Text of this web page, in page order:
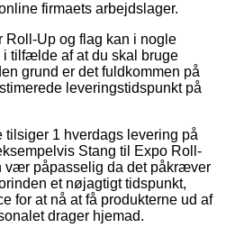
firmaets arbejdslager.
Roll-Up og flag kan i nogle
af at du skal bruge
grund er det fuldkommen på
leveringstidspunkt på
tilsiger 1 hverdags levering på
Stang til Expo Roll-
vær påpasselig da det påkræver
et nøjagtigt tidspunkt,
for at nå at få produkterne ud af
drager hjemad.